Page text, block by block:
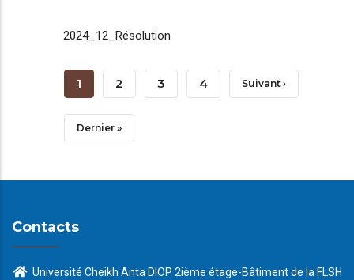
2024_12_Résolution
Pagination
Page
Courante
1 Page
2 Page
3 Page
4 Page
Suivant ›
Dernière
Dernier »
Contacts
Université Cheikh Anta DIOP 2ième étage-Bâtiment de la FLSH